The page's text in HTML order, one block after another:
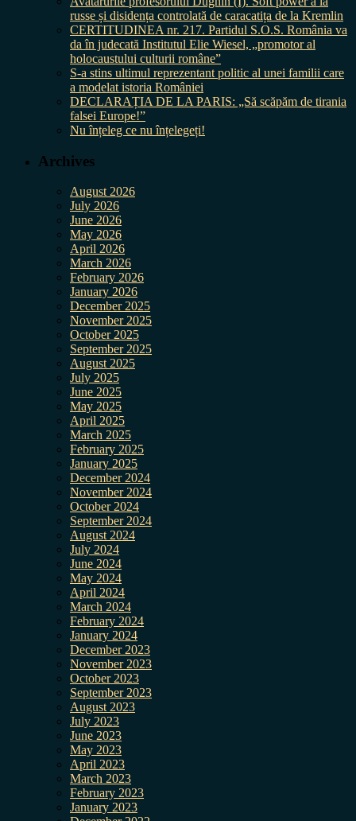
russe și disidența controlată de caracatița de la Kremlin
CERTITUDINEA nr. 217. Partidul S.O.S. România va
da în judecată Institutul Elie Wiesel, „promotor al
holocaustului culturii române”
S-a stins ultimul reprezentant politic al unei familii care
a modelat istoria României
DECLARAȚIA DE LA PARIS: „Să scăpăm de tirania
falsei Europe!”
Nu înțeleg ce nu înțelegeți!
Archives
August 2026
July 2026
June 2026
May 2026
April 2026
March 2026
February 2026
January 2026
December 2025
November 2025
October 2025
September 2025
August 2025
July 2025
June 2025
May 2025
April 2025
March 2025
February 2025
January 2025
December 2024
November 2024
October 2024
September 2024
August 2024
July 2024
June 2024
May 2024
April 2024
March 2024
February 2024
January 2024
December 2023
November 2023
October 2023
September 2023
August 2023
July 2023
June 2023
May 2023
April 2023
March 2023
February 2023
January 2023